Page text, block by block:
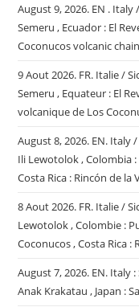
August 9, 2026. EN . Italy
Semeru , Ecuador : El
Coconucos volcanic
9 Aout 2026. FR. Italie /
Semeru , Equateur : El
volcanique de Los
August 8, 2026. EN. Italy
Ili Lewotolok , Colombia
Costa Rica : Rincón de la
8 Aout 2026. FR. Italie /
Lewotolok , Colombie :
Coconucos , Costa Rica :
August 7, 2026. EN. Italy
Anak Krakatau , Japan :